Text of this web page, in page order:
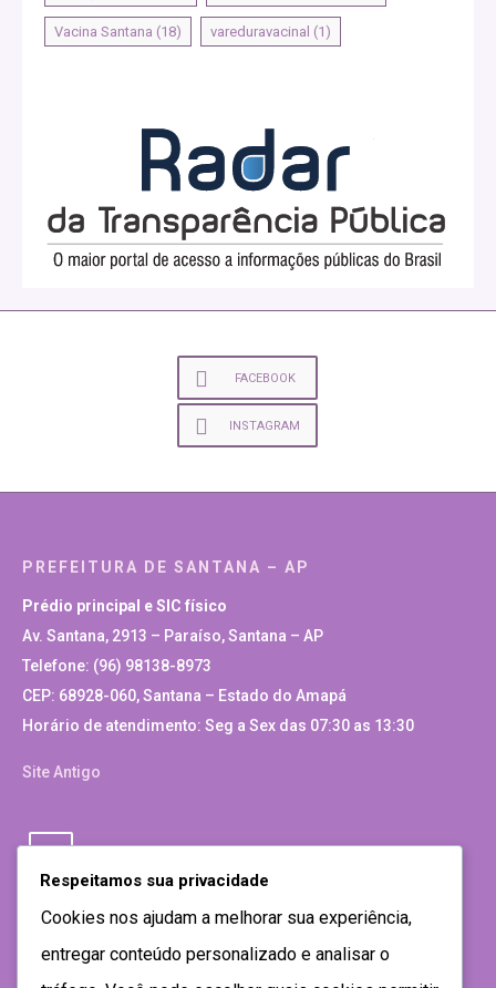
Vacina Santana (18) vareduravacinal (1)
FACEBOOK
INSTAGRAM
PREFEITURA DE SANTANA – AP
Prédio principal e SIC físico
Av. Santana, 2913 – Paraíso, Santana – AP
Telefone: (96) 98138-8973
CEP: 68928-060, Santana – Estado do Amapá
Horário de atendimento: Seg a Sex das 07:30 as 13:30
Site Antigo
Respeitamos sua privacidade
Cookies nos ajudam a melhorar sua experiência,
entregar conteúdo personalizado e analisar o